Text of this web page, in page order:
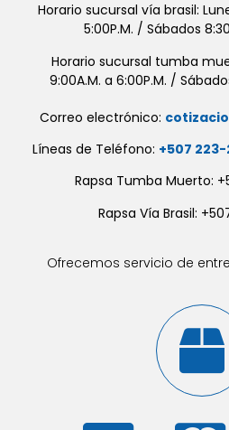
Horario sucursal vía brasil:
5:00P.M. / Sábados
Horario sucursal tumba
9:00A.M. a 6:00P.M. /
Correo electrónico:
Líneas de Teléfono: +507
Rapsa Tumba Muerto:
Rapsa Vía Brasil:
Ofrecemos servicio de